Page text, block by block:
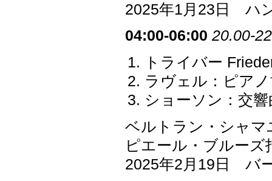
2025年1月23日 ハ
04:00-06:00 20.00-
トライバー
ラヴェル：ピア
ショーソン：交
ベルトラン・シャマ
ピエール・ブルーズ
2025年2月19日 バ